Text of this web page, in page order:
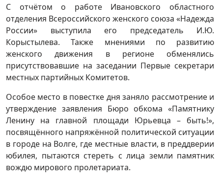
С отчётом о работе Ивановского областного
отделения Всероссийского женского союза «Надежда
России» выступила его председатель И.Ю.
Корыстылева. Также мнениями по развитию
женского движения в регионе обменялись
присутствовавшие на заседании Первые секретари
местных партийных Комитетов.
Особое место в повестке дня заняло рассмотрение и
утверждение заявления Бюро обкома «Памятнику
Ленину на главной площади Юрьевца – быть!»,
посвящённого напряжённой политической ситуации
в городе на Волге, где местные власти, в преддверии
юбилея, пытаются стереть с лица земли памятник
вождю мирового пролетариата.